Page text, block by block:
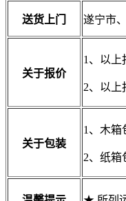
送货上门 遂宁市
关于报价
1、以上
2、以上
关于包装
1、木箱
2、纸箱